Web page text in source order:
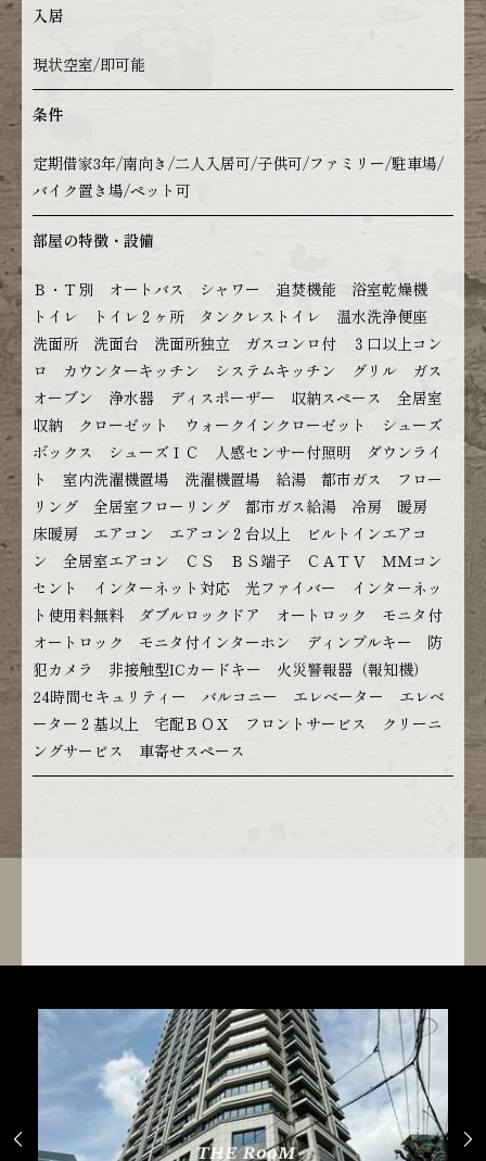
入居
現状空室/即可能
条件
定期借家3年/南向き/二人入居可/子供可/ファミリー/駐車場/
バイク置き場/ペット可
部屋の特徴・設備
Ｂ・Ｔ別 オートバス シャワー 追焚機能 浴室乾燥機
トイレ トイレ２ヶ所 タンクレストイレ 温水洗浄便座
洗面所 洗面台 洗面所独立 ガスコンロ付 ３口以上コン
ロ カウンターキッチン システムキッチン グリル ガス
オーブン 浄水器 ディスポーザー 収納スペース 全居室
収納 クローゼット ウォークインクローゼット シューズ
ボックス シューズＩＣ 人感センサー付照明 ダウンライ
ト 室内洗濯機置場 洗濯機置場 給湯 都市ガス フロー
リング 全居室フローリング 都市ガス給湯 冷房 暖房
床暖房 エアコン エアコン２台以上 ビルトインエアコ
ン 全居室エアコン ＣＳ ＢＳ端子 ＣＡＴＶ ＭＭコン
セント インターネット対応 光ファイバー インターネッ
ト使用料無料 ダブルロックドア オートロック モニタ付
オートロック モニタ付インターホン ディンプルキー 防
犯カメラ 非接触型ICカードキー 火災警報器（報知機）
24時間セキュリティー バルコニー エレベーター エレベ
ーター２基以上 宅配ＢＯＸ フロントサービス クリーニ
ングサービス 車寄せスペース
 